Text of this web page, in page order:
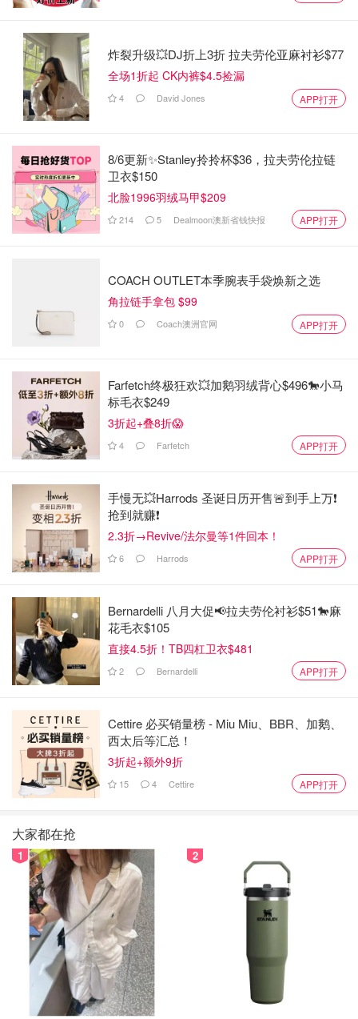
3. 然后把辣椒也炒一下，先炒一下花椒和辣椒主要是为了
去除水分，这样炸出来的辣椒油更香。
然后把辣椒打成粗一点的末。
炸裂升级💥DJ折上3折 拉夫劳伦亚麻衬衫$77
全场1折起 CK内裤$4.5捡漏
4 David Jones APP打开
8/6更新✨Stanley拎拎杯$36，拉夫劳伦拉链
卫衣$150
北脸1996羽绒马甲$209
214 5 Dealmoon澳新省钱快报 APP打开
COACH OUTLET本季腕表手袋焕新之选
角拉链手拿包 $99
0 Coach澳洲官网 APP打开
Farfetch终极狂欢💥加鹅羽绒背心$496🐎小马
标毛衣$249
3折起+叠8折😱
4 Farfetch APP打开
手慢无💥Harrods 圣诞日历开售🚨到手上万❗️
抢到就赚❗️
2.3折→Revive/法尔曼等1件回本！
6 Harrods APP打开
Bernardelli 八月大促📢拉夫劳伦衬衫$51🐎麻
花毛衣$105
直接4.5折！TB四杠卫衣$481
2 Bernardelli APP打开
Cettire 必买销量榜 - Miu Miu、BBR、加鹅、
西太后等汇总！
3折起+额外9折
15 4 Cettire APP打开
大家都在抢
1 2